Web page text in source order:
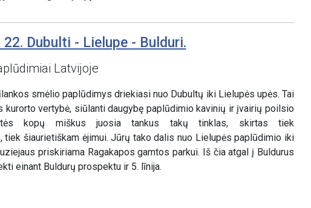
Dubulti - Lielupe - Bulduri.
Latvijoje
smėlio paplūdimys driekiasi nuo Dubultų iki Lielupės upės. Tai
kurorto vertybė, siūlanti daugybę paplūdimio kavinių ir įvairių poilsio
kopų miškus juosia tankus takų tinklas, skirtas tiek
tiek šiaurietiškam ėjimui. Jūrų tako dalis nuo Lielupės paplūdimio iki
priskiriama Ragakapos gamtos parkui. Iš čia atgal į Buldurus
einant Buldurų prospektu ir 5. līnija.